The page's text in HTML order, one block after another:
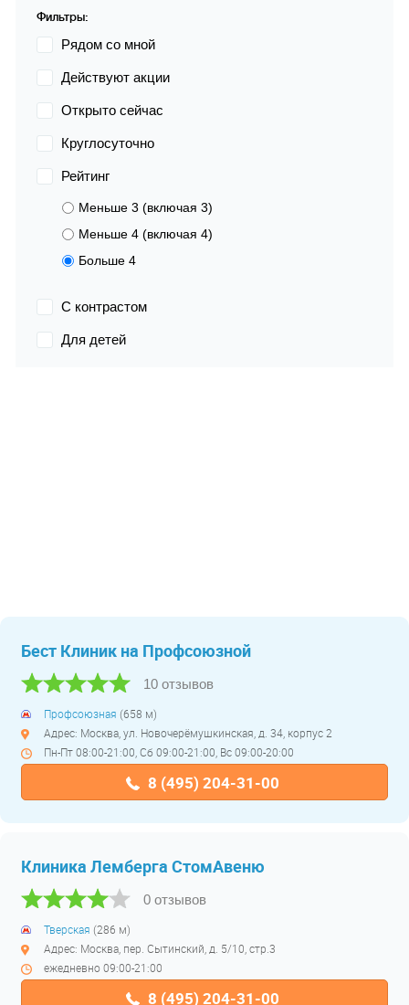
Фильтры:
Рядом со мной
Действуют акции
Открыто сейчас
Круглосуточно
Рейтинг
Меньше 3 (включая 3)
Меньше 4 (включая 4)
Больше 4
С контрастом
Для детей
Бест Клиник на Профсоюзной
10 отзывов
Профсоюзная (658 м)
Адрес: Москва, ул. Новочерёмушкинская, д. 34, корпус 2
Пн-Пт 08:00-21:00, Сб 09:00-21:00, Вс 09:00-20:00
8 (495) 204-31-00
Клиника Лемберга СтомАвеню
0 отзывов
Тверская (286 м)
Адрес: Москва, пер. Сытинский, д. 5/10, стр.3
ежедневно 09:00-21:00
8 (495) 204-31-00